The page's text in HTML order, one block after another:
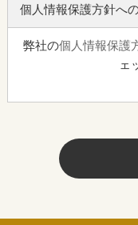
個人情報保護方針へ
弊社の個人情報保護
ェ